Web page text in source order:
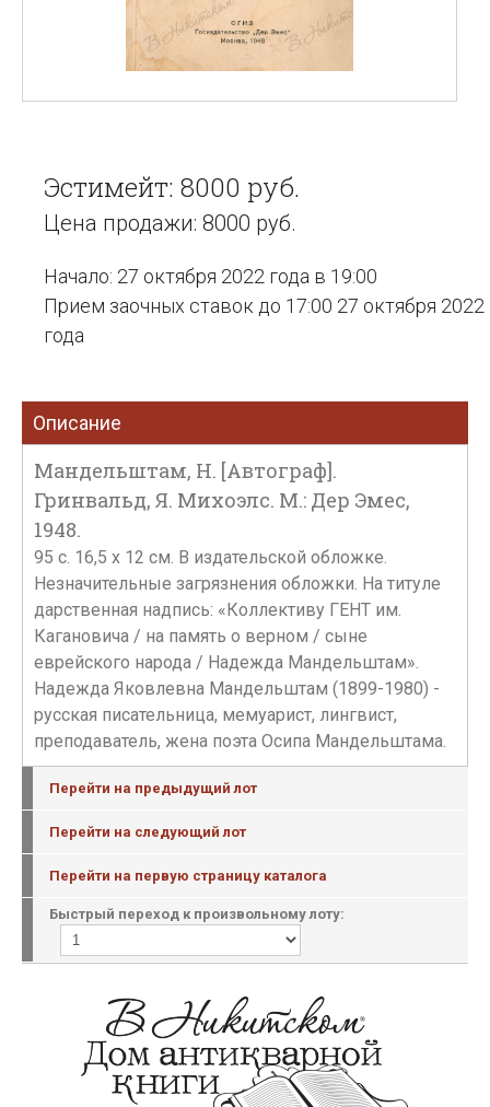
Эстимейт: 8000 руб.
Цена продажи: 8000 руб.
Начало: 27 октября 2022 года в 19:00
Прием заочных ставок до 17:00 27 октября 2022
года
Описание
Мандельштам, Н. [Автограф].
Гринвальд, Я. Михоэлс. М.: Дер Эмес,
1948.
95 c. 16,5 x 12 см. В издательской обложке.
Незначительные загрязнения обложки. На титуле
дарственная надпись: «Коллективу ГЕНТ им.
Кагановича / на память о верном / сыне
еврейского народа / Надежда Мандельштам».
Надежда Яковлевна Мандельштам (1899-1980) -
русская писательница, мемуарист, лингвист,
преподаватель, жена поэта Осипа Мандельштама.
Перейти на предыдущий лот
Перейти на следующий лот
Перейти на первую страницу каталога
Быстрый переход к произвольному лоту: